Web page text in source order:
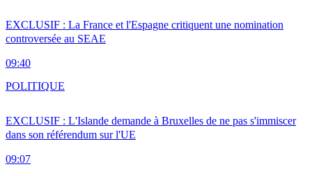
EXCLUSIF : La France et l'Espagne critiquent une nomination
controversée au SEAE
09:40
EXCLUSIF : L'Islande demande à Bruxelles de ne pas s'immiscer
dans son référendum sur l'UE
09:07
POLITIQUE